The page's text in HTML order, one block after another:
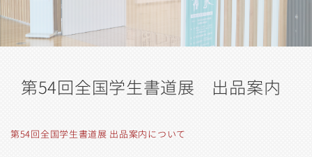
第54回全国学生書道展 出品案内
第54回全国学生書道展 出品案内について